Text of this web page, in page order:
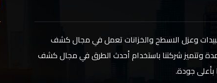
وعزل الاسطح والخزانات تعمل في مجال كشف
وتتميز شركتنا باستخدام أحدث الطرق في مجال كشف
بأعلى جودة.